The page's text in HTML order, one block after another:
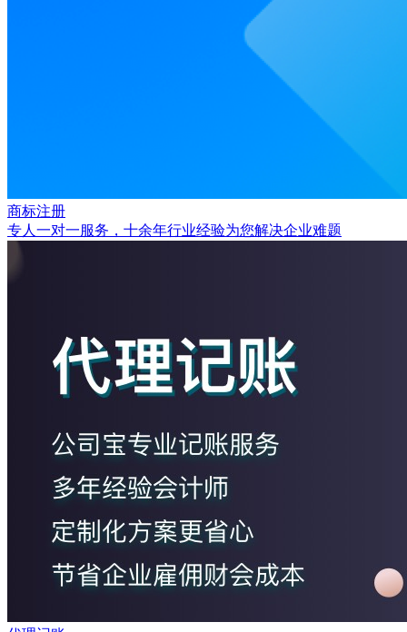
商标注册
专人一对一服务，十余年行业经验为您解决企业难题